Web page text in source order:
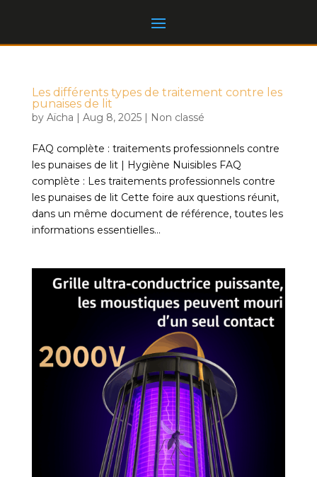
Les différents types de traitement contre les
punaises de lit
by Aïcha | Aug 8, 2025| Non classé
FAQ complète : traitements professionnels contre
les punaises de lit | Hygiène Nuisibles FAQ
complète : Les traitements professionnels contre
les punaises de lit Cette foire aux questions réunit,
dans un même document de référence, toutes les
informations essentielles...